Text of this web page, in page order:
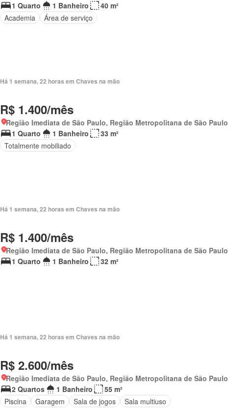
1 Quarto
1 Banheiro
40 m²
Academia
Área de serviço
Há 1 semana, 22 horas em Chaves na mão
R$ 1.400/mês
Região Imediata de São Paulo, Região Metropolitana de São Paulo
1 Quarto
1 Banheiro
33 m²
Totalmente mobiliado
Há 1 semana, 22 horas em Chaves na mão
R$ 1.400/mês
Região Imediata de São Paulo, Região Metropolitana de São Paulo
1 Quarto
1 Banheiro 32 m²
Há 1 semana, 22 horas em Chaves na mão
R$ 2.600/mês
Região Imediata de São Paulo, Região Metropolitana de São Paulo
2 Quartos
1 Banheiro
55 m²
Piscina
Garagem Sala de jogos Sala multiuso